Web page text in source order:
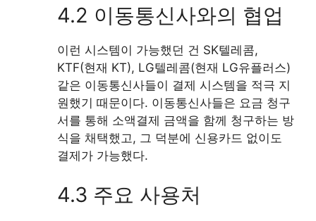
4.2 이동통신사와의 협업
이런 시스템이 가능했던 건 SK텔레콤,
KTF(현재 KT), LG텔레콤(현재 LG유플러스)
같은 이동통신사들이 결제 시스템을 적극 지
원했기 때문이다. 이동통신사들은 요금 청구
서를 통해 소액결제 금액을 함께 청구하는 방
식을 채택했고, 그 덕분에 신용카드 없이도
결제가 가능했다.
4.3 주요 사용처